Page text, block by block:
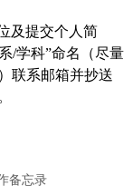
及提交个人简
/学科”命名（尽量
联系邮箱并抄送
备忘录